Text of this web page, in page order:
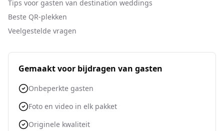
Tips voor gasten van destination weddings
Beste QR-plekken
Veelgestelde vragen
Gemaakt voor bijdragen van gasten
Onbeperkte gasten
Foto en video in elk pakket
Originele kwaliteit